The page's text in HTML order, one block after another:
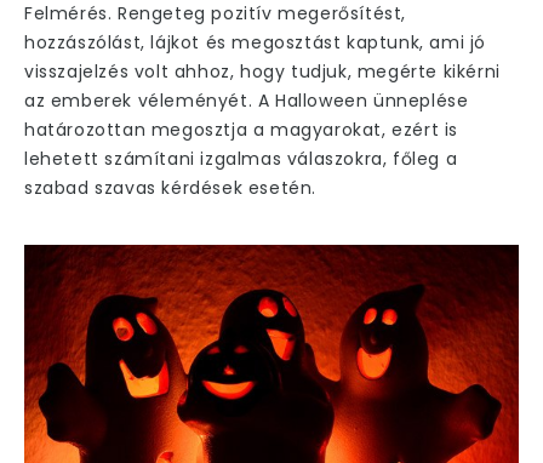
Felmérés. Rengeteg pozitív megerősítést,
hozzászólást, lájkot és megosztást kaptunk, ami jó
visszajelzés volt ahhoz, hogy tudjuk, megérte kikérni
az emberek véleményét. A Halloween ünneplése
határozottan megosztja a magyarokat, ezért is
lehetett számítani izgalmas válaszokra, főleg a
szabad szavas kérdések esetén.